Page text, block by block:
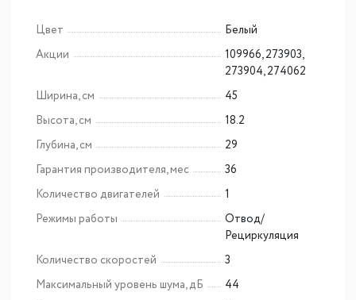
Цвет
Белый
Акции
109966, 273903,
273904, 274062
Ширина, см
45
Высота, см
18.2
Глубина, см
29
Гарантия производителя, мес
36
Количество двигателей
1
Режимы работы
Отвод/
Рециркуляция
Количество скоростей
3
Максимальный уровень шума, дБ
44